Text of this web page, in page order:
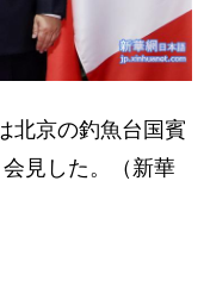
北京の釣魚台国賓
見した。（新華